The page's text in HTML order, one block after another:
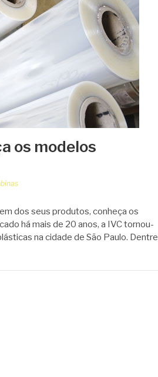
os modelos
dos seus produtos, conheça os
há mais de 20 anos, a IVC tornou-
na cidade de São Paulo. Dentre